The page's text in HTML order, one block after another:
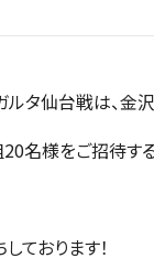
タ仙台戦は、金
名様をご招待す
ております！